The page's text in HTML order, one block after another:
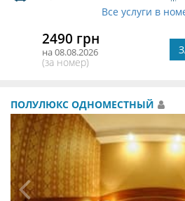
Все услуги в
2490 грн
на 08.08.2026
(за номер)
ПОЛУЛЮКС ОДНОМЕСТНЫЙ